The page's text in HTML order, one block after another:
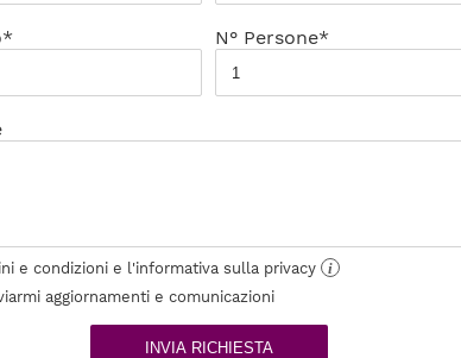
N° Persone*
e condizioni e l'informativa sulla privacy
i
aggiornamenti e comunicazioni
INVIA RICHIESTA